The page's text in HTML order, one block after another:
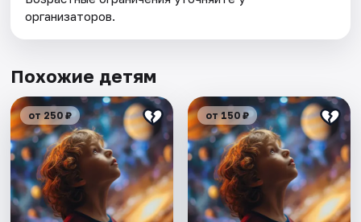
организаторов.
Похожие детям
от 250 ₽ от 150 ₽